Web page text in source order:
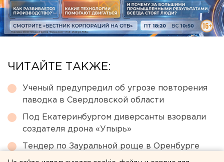
ЧИТАЙТЕ ТАКЖЕ:
Ученый предупредил об угрозе повторения
паводка в Свердловской области
Под Екатеринбургом диверсанты взорвали
создателя дрона «Упырь»
Тендер по Зауральной роще в Оренбурге
выиграла башкирская компания